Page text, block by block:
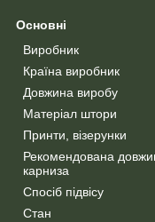
Основні
Виробник
Країна виробник
Довжина виробу
Матеріал штори
Принти, візерунки
Рекомендована
карниза
Спосіб підвісу
Стан